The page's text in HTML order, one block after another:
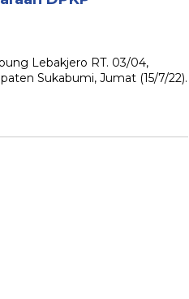
Lebakjero RT. 03/04,
Sukabumi, Jumat (15/7/22).